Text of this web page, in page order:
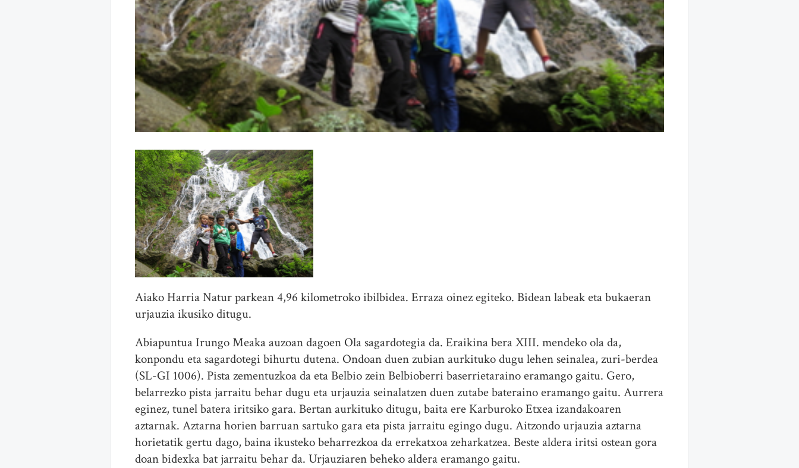
Aiako Harria Natur parkean 4,96 kilometroko ibilbidea. Erraza oinez egiteko. Bidean labeak eta bukaeran
urjauzia ikusiko ditugu.
Abiapuntua Irungo Meaka auzoan dagoen Ola sagardotegia da. Eraikina bera XIII. mendeko ola da,
konpondu eta sagardotegi bihurtu dutena. Ondoan duen zubian aurkituko dugu lehen seinalea, zuri-berdea
(SL-GI 1006). Pista zementuzkoa da eta Belbio zein Belbioberri baserrietaraino eramango gaitu. Gero,
belarrezko pista jarraitu behar dugu eta urjauzia seinalatzen duen zutabe bateraino eramango gaitu. Aurrera
eginez, tunel batera iritsiko gara. Bertan aurkituko ditugu, baita ere Karburoko Etxea izandakoaren
aztarnak. Aztarna horien barruan sartuko gara eta pista jarraitu egingo dugu. Aitzondo urjauzia aztarna
horietatik gertu dago, baina ikusteko beharrezkoa da errekatxoa zeharkatzea. Beste aldera iritsi ostean gora
doan bidexka bat jarraitu behar da. Urjauziaren beheko aldera eramango gaitu.